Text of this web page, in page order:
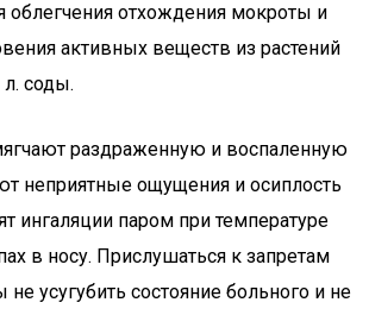
облегчения отхождения мокроты и
активных веществ из растений
соды.
раздраженную и воспаленную
неприятные ощущения и осиплость
ингаляции паром при температуре
в носу. Прислушаться к запретам
усугубить состояние больного и не